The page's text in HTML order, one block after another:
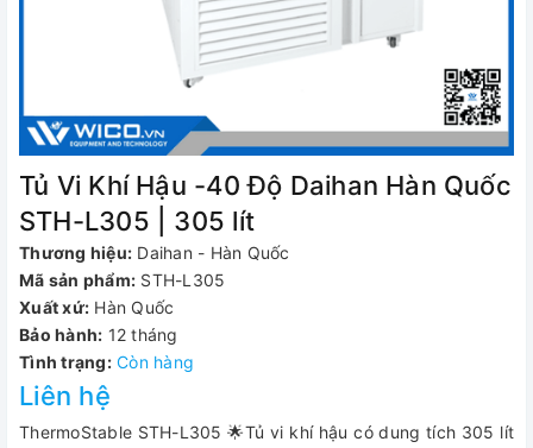
Tủ Vi Khí Hậu -40 Độ Daihan Hàn Quốc
STH-L305 | 305 lít
Thương hiệu: Daihan - Hàn Quốc
Mã sản phẩm: STH-L305
Xuất xứ: Hàn Quốc
Bảo hành: 12 tháng
Tình trạng: Còn hàng
Liên hệ
ThermoStable STH-L305 🌟Tủ vi khí hậu có dung tích 305 lít